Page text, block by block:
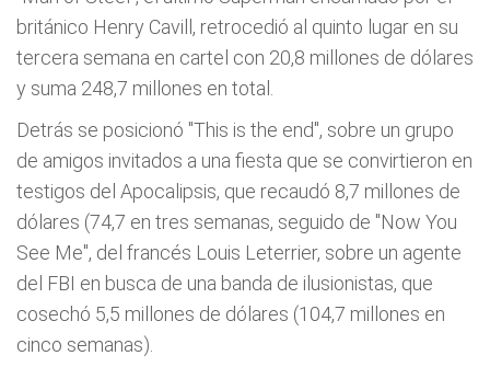
británico Henry Cavill, retrocedió al quinto lugar en su
tercera semana en cartel con 20,8 millones de dólares
y suma 248,7 millones en total.
Detrás se posicionó "This is the end", sobre un grupo
de amigos invitados a una fiesta que se convirtieron en
testigos del Apocalipsis, que recaudó 8,7 millones de
dólares (74,7 en tres semanas, seguido de "Now You
See Me", del francés Louis Leterrier, sobre un agente
del FBI en busca de una banda de ilusionistas, que
cosechó 5,5 millones de dólares (104,7 millones en
cinco semanas).